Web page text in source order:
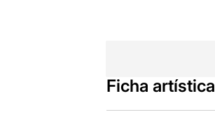
Ficha artística